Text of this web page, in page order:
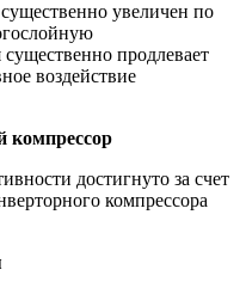
увеличен по
продлевает
воздействие
компрессор
достигнуто за счет
компрессора